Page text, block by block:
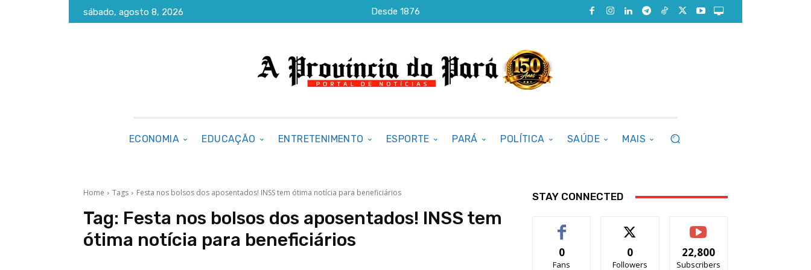
sábado, agosto 8, 2026 Desde 1876
ECONOMIA EDUCAÇÃO ENTRETENIMENTO ESPORTE PARÁ POLÍTICA SAÚDE MAIS
Home Tags Festa nos bolsos dos aposentados! INSS tem ótima notícia para beneficiários
Tag: Festa nos bolsos dos aposentados! INSS tem
ótima notícia para beneficiários
STAY CONNECTED
0
Fans
0
Followers
22,800
Subscribers